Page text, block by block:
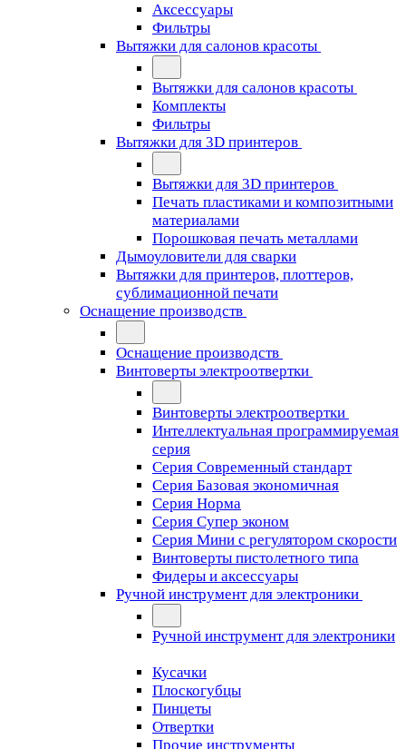
Аксессуары
Фильтры
Вытяжки для салонов красоты
Вытяжки для салонов красоты
Комплекты
Фильтры
Вытяжки для 3D принтеров
Вытяжки для 3D принтеров
Печать пластиками и композитными
материалами
Порошковая печать металлами
Дымоуловители для сварки
Вытяжки для принтеров, плоттеров,
сублимационной печати
Оснащение производств
Оснащение производств
Винтоверты электроотвертки
Винтоверты электроотвертки
Интеллектуальная программируемая
серия
Серия Современный стандарт
Серия Базовая экономичная
Серия Норма
Серия Cупер эконом
Серия Мини с регулятором скорости
Винтоверты пистолетного типа
Фидеры и аксессуары
Ручной инструмент для электроники
Ручной инструмент для электроники
Кусачки
Плоскогубцы
Пинцеты
Отвертки
Прочие инструменты